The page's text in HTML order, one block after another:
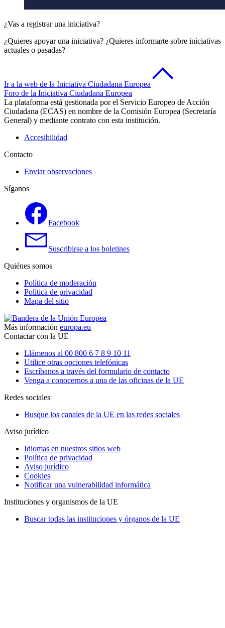
¿Vas a registrar una iniciativa?
¿Quieres apoyar una iniciativa? ¿Quieres informarte sobre iniciativas
actuales o pasadas?
Ir a la web de la Iniciativa Ciudadana Europea
Foro de la Iniciativa Ciudadana Europea
La plataforma está gestionada por el Servicio Europeo de Acción
Ciudadana (ECAS) en nombre de la Comisión Europea (Secretaría
General) y mediante contrato con esta institución.
Accesibilidad
Contacto
Enviar observaciones
Síganos
Facebook
Suscribirse a los boletines
Quiénes somos
Política de moderación
Política de privacidad
Mapa del sitio
Más información europa.eu
Contactar con la UE
Llámenos al 00 800 6 7 8 9 10 11
Utilice otras opciones telefónicas
Escríbanos a través del formulario de contacto
Venga a conocernos a una de las oficinas de la UE
Redes sociales
Busque los canales de la UE en las redes sociales
Aviso jurídico
Idiomas en nuestros sitios web
Política de privacidad
Aviso jurídico
Cookies
Notificar una vulnerabilidad informática
Instituciones y organismos de la UE
Buscar todas las instituciones y órganos de la UE